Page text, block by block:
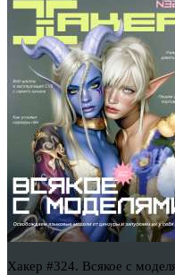
Хакер #324. Всякое с